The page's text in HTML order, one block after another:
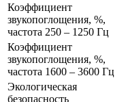
Коэффициент
звукопоглощения, %,
частота 250 – 1250 Гц
Коэффициент
звукопоглощения, %,
частота 1600 – 3600 Гц
Экологическая
безопасность